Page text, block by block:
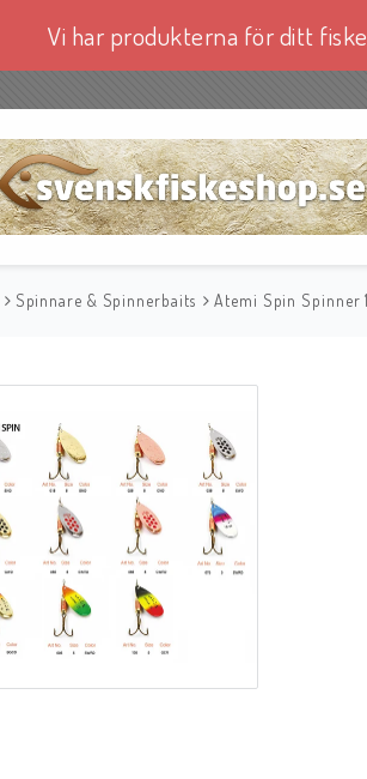
Vi har produkterna för ditt
Spinnare & Spinnerbaits Atemi Spin Spinner